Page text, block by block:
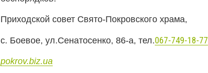
Приходской совет Свято-Покровского храма,
с. Боевое, ул.Сенатосенко, 86-а, тел.067-749-18-77
pokrov.biz.ua